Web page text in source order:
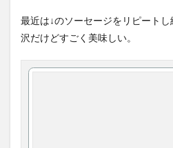
最近は↓のソーセージをリピート
沢だけどすごく美味しい。